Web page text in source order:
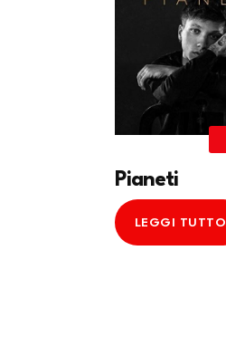
Pianeti
LEGGI TUTTO